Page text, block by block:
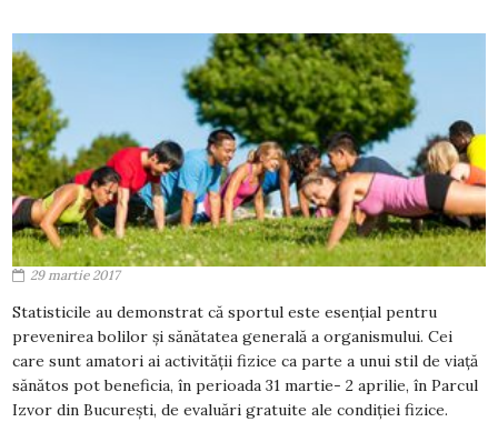
29 martie 2017
Statisticile au demonstrat că sportul este esențial pentru
prevenirea bolilor și sănătatea generală a organismului. Cei
care sunt amatori ai activității fizice ca parte a unui stil de viață
sănătos pot beneficia, în perioada 31 martie- 2 aprilie, în Parcul
Izvor din București, de evaluări gratuite ale condiției fizice.